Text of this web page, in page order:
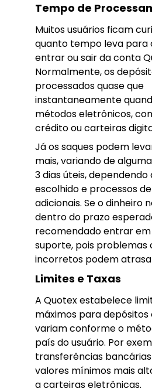
Tempo de
Muitos usuários ficam
quanto tempo leva para
entrar ou sair da conta
Normalmente, os
processados quase que
instantaneamente
métodos eletrônicos,
crédito ou carteiras
Já os saques podem
mais, variando de
3 dias úteis,
escolhido e processos
adicionais. Se o dinheiro
dentro do prazo
recomendado entrar
suporte, pois problemas
incorretos podem
Limites e Taxas
A Quotex estabelece
máximos para depósitos
variam conforme o
país do usuário. Por
transferências
valores mínimos mais
a carteiras eletrônicas.